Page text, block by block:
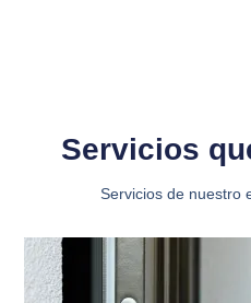
Servicios
Servicios de nuestro